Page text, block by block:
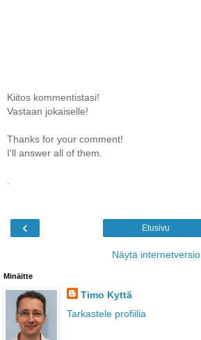
Kiitos kommentistasi!
Vastaan jokaiselle!
Thanks for your comment!
I'll answer all of them.
.
‹ Etusivu
Näytä internetversio
Minäitte
Timo Kyttä
Tarkastele profiilia